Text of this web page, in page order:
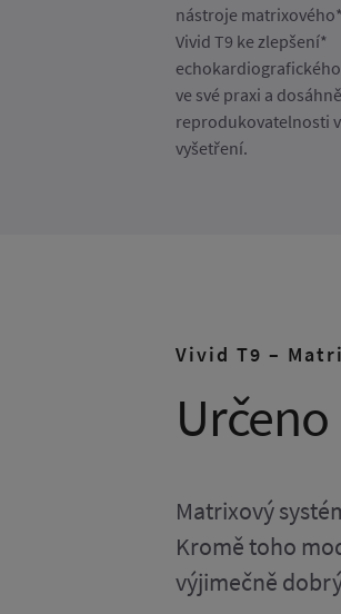
nástroje
Vivid T9 ke zlepšení*
ve své praxi a
reprodukovatelnosti
vyšetření.
Vivid T9 –
Matrixový
Kromě toho
výjimečně